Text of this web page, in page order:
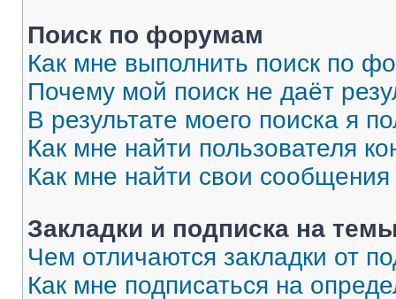
Поиск по форумам
Как мне выполнить поиск по
Почему мой поиск не даёт
В результате моего поиска я
Как мне найти пользователя
Как мне найти свои
Закладки и подписка на
Чем отличаются закладки от
Как мне подписаться на